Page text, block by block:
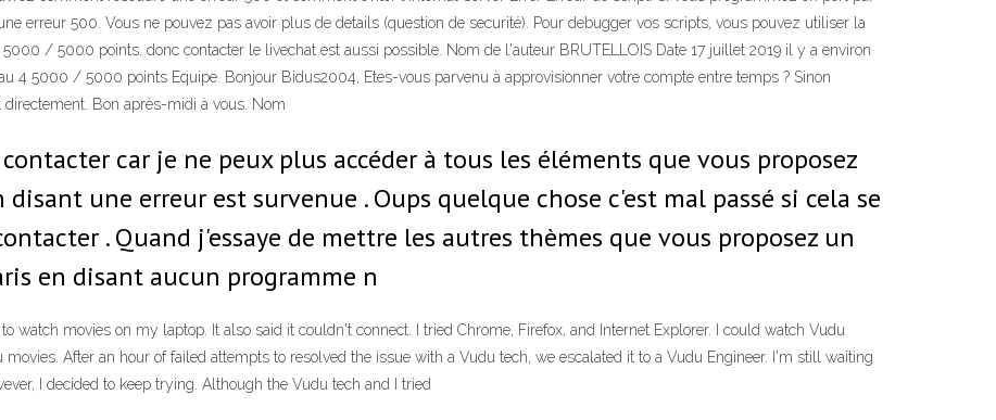
erreur 500. Vous ne pouvez pas avoir plus de details (question de securité). Pour debugger vos scripts, vous pouvez utiliser la
/ 5000 points. donc contacter le livechat est aussi possible. Nom de l'auteur BRUTELLOIS Date 17 juillet 2019 il y a environ
4 5000 / 5000 points Equipe. Bonjour Bidus2004, Etes-vous parvenu à approvisionner votre compte entre temps ? Sinon
Bon après-midi à vous. Nom
car je ne peux plus accéder à tous les éléments que vous proposez
une erreur est survenue . Oups quelque chose c'est mal passé si cela se
. Quand j'essaye de mettre les autres thèmes que vous proposez un
en disant aucun programme n
watch movies on my laptop. It also said it couldn't connect. I tried Chrome, Firefox, and Internet Explorer. I could watch Vudu
After an hour of failed attempts to resolved the issue with a Vudu tech, we escalated it to a Vudu Engineer. I'm still waiting
I decided to keep trying. Although the Vudu tech and I tried